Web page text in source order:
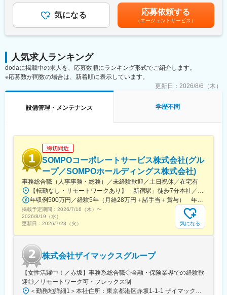
■ワークライフバランス：
年間休日127日、土日祝休みの完全週休二日制で、プライベート
も充実◎出張もなく、転勤もないため、地域に根差して安定した
この魅力的な環境で、交通安全施設の施工管理としてキャリアを
築きませんか？未経験の方も大歓迎ですので、ぜひご応募くださ
い！
■職務内容：
富山県内（東部が中心）の道路に関する工事現場の施工管理をお
1日あたり1～2件の現場を担当し、8時に事務所を出発、17時頃に
帰社が基本です。
・当日の人員配置、作業工程の組立て
・協力会社への具体的な作業指示、安全確認
ト。
■組織構成：
工務部は8名在籍しており、30～50代まで幅広い方が活躍してお
ります！
■資格取得・待遇面：
118種類の資格に手当がつき、取得するほど収入がUP！
土木施工管理技士はもちろん、Excelやマイクロソフト認定資格、
日商簿記なども対象です。
富山に根差し、社会インフラを支えるやりがいと、安定した働き
方を両立できる環境です！
変更の範囲：会社の定める業務
デル>・部長（30代中盤）：700万円■年収補足：・役職手当・現
場責任者手当・残業手当（実績に応じて支給）賃金はあくまでも
目安の金額であり、選考を通じて上下する可能性があります。月
給(月額)は固定手当を含めた表記です。
気になる 応募依頼する
（エージェントサービス）
人気求人ランキング
dodaに掲載中の求人を、応募数順にランキング形式でご紹介します。
※応募数が同数の場合は、新着順に表示しています。
更新日： 2026/8/6（木）
設備管理・メンテナンス 学歴不問
締切間近
SOMPOコーポレートサービス株式会社(グル
ープ／SOMPOホールディングス株式会社)
事務総合職（人事事務・総務）／未経験歓迎／土日祝休／在宅有
【転勤なし・リモートワークあり】「新宿駅」徒歩7分本社／東京都新宿区西新宿1-26-1 損保ジャパン本社ビル31階※受動喫煙対策：敷地内全面禁煙【アクセス】各線「新宿駅」西改札より徒歩約7分
年収例500万円／経験5年（月給28万円＋諸手当＋賞与） 年収例430万円／経験3年（月給25万円＋諸手当＋賞与）
掲載予定期間： 2026/7/16（木） 〜
2026/8/19（水）
更新日： 2026/7/28（火） 気になる
株式会社ザイマックスグループ
【女性活躍中！／赤坂】事務系総合職◇金融・保険業界での経験歓
迎◎／リモートワーク可・フレックス制
＜勤務地詳細1＞本社住所：東京都港区赤坂1-1-1 ザイマックス赤坂111ビル勤務地最寄駅：東京メトロ各線／溜池山王駅受動喫煙対策：屋内喫煙可能場所あり＜勤務地詳細2＞虎ノ門ツインビルディング住所：東京都港区虎ノ門2-10-1 虎ノ門ツインビルディング勤務地最寄駅：日比谷線／虎ノ門ヒルズ駅受動喫煙対策：敷地内喫煙可能場所あり＜勤務地詳細3＞赤坂一丁目センタービル住所：東京都港区赤坂一丁目11番30号 受動喫煙対策：敷地内喫煙可能場所あり変更の範囲：会社の定める事業所